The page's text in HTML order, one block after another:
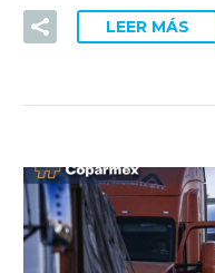
LEER MÁS